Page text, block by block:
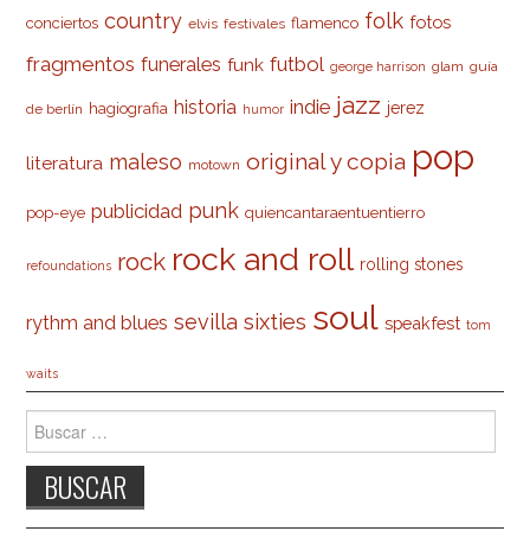
conciertos country elvis festivales flamenco folk fotos
fragmentos funerales funk futbol george harrison glam guía
de berlín hagiografia historia humor indie jazz jerez
literatura maleso motown original y copia pop
pop-eye publicidad punk quiencantaraentuentierro
refoundations rock rock and roll rolling stones
rythm and blues sevilla sixties soul speakfest tom
waits
Buscar: